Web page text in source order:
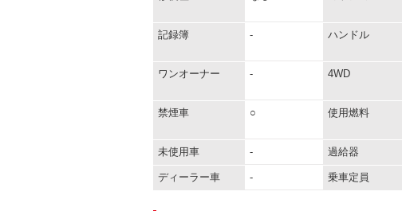
記録簿 - ハンドル
ワンオーナー - 4WD
禁煙車 ○ 使用燃料
未使用車 - 過給器
ディーラー車 - 乗車定員